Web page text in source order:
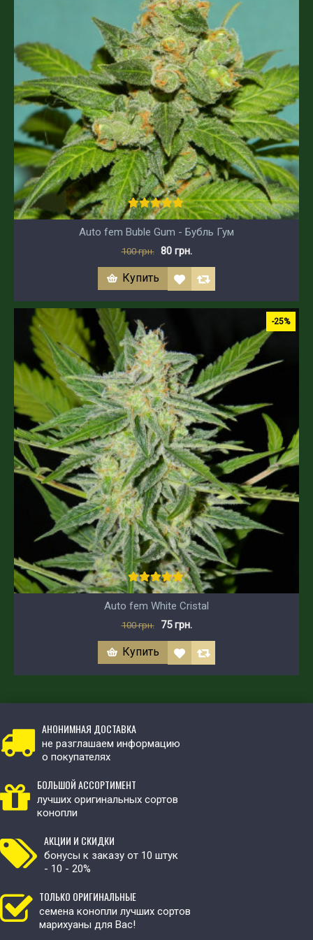
Auto fem Buble Gum - Бубль Гум
100 грн. 80 грн.
Купить
-25%
Auto fem White Cristal
100 грн. 75 грн.
Купить
АНОНИМНАЯ ДОСТАВКА
не разглашаем информацию
о покупателях
БОЛЬШОЙ АССОРТИМЕНТ
лучших оригинальных сортов
конопли
АКЦИИ И СКИДКИ
бонусы к заказу от 10 штук
- 10 - 20%
ТОЛЬКО ОРИГИНАЛЬНЫЕ
семена конопли лучших сортов
марихуаны для Вас!